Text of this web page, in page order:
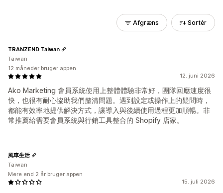
Afgræns Sortér
12. juni 2026
Ako Marketing 會員系統使用上整體體驗非常好，團隊回應速度很
快，也很有耐心協助我們釐清問題。遇到設定或操作上的疑問時，
都能有效率地提供解決方式，讓導入與後續使用過程更加順暢。非
常推薦給需要會員系統與行銷工具整合的 Shopify 店家。
TRANZEND Taiwan
Taiwan
12 måneder bruger appen
15. juli 2026
風車生活
Taiwan
Mere end 2 år bruger appen